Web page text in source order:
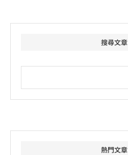
搜尋文章
熱門文章